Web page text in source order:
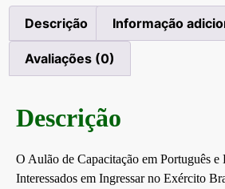
Descrição Informação
Avaliações (0)
Descrição
O Aulão de Capacitação em Português e
Interessados em Ingressar no Exército